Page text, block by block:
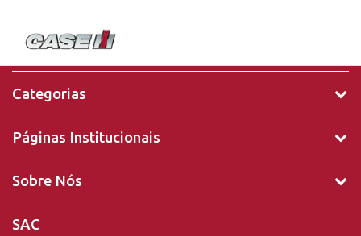
Categorias
Páginas Institucionais
Sobre Nós
SAC